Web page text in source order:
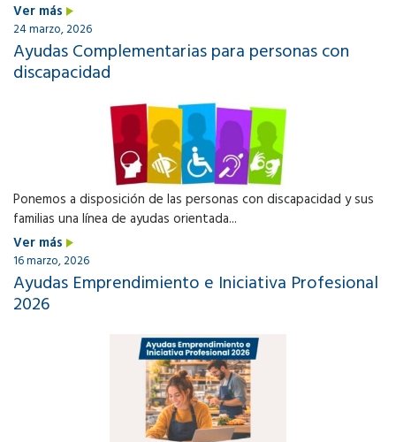
Ver más
24 marzo, 2026
Ayudas Complementarias para personas con
discapacidad
Ponemos a disposición de las personas con discapacidad y sus
familias una línea de ayudas orientada...
Ver más
16 marzo, 2026
Ayudas Emprendimiento e Iniciativa Profesional
2026